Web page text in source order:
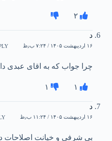
۲
د
۱۶ اردیبهشت ۱۴۰۵ / ۷:۲۴ ب٫ظ
چرا جواب که به اقای عبدی
۱ ۱
د
۱۶ اردیبهشت ۱۴۰۵ / ۱۱:۲۴ ب٫ظ
بی شرفی و خیانت اصلاحات